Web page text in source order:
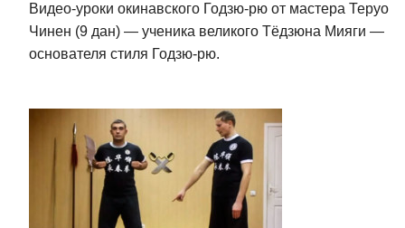
Видео-уроки окинавского Годзю-рю от мастера Теруо
Чинен (9 дан) — ученика великого Тёдзюна Мияги —
основателя стиля Годзю-рю.